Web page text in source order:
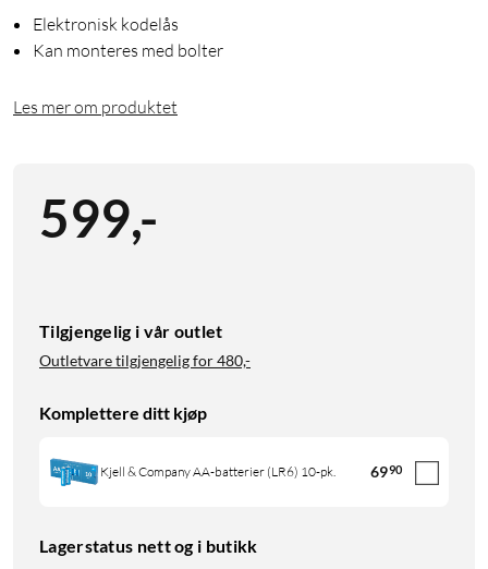
Elektronisk kodelås
Kan monteres med bolter
Les mer om produktet
599,-
Tilgjengelig i vår outlet
Outletvare tilgjengelig for480,-
Komplettere ditt kjøp
Kjell & Company AA-batterier (LR6) 10-pk. 6990
Lagerstatus nett og i butikk